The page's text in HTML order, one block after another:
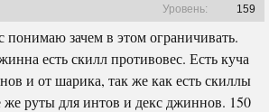
Уровень:
159
понимаю зачем в этом ограничивать.
есть скилл противовес. Есть куча
и от шарика, так же как есть скиллы
же руты для интов и декс джиннов. 150